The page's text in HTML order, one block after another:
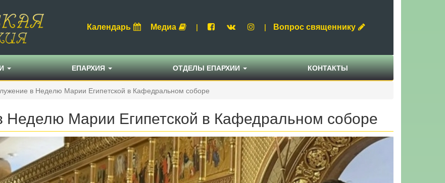
Календарь Медиа | | Вопрос священнику
ЕПАРХИЯ ОТДЕЛЫ ЕПАРХИИ КОНТАКТЫ
в Неделю Марии Египетской в Кафедральном соборе
Неделю Марии Египетской в Кафедральном соборе